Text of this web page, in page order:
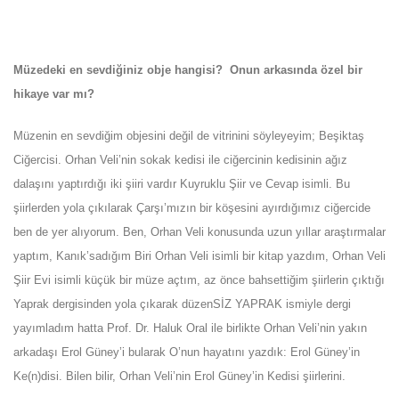
Müzedeki en sevdiğiniz obje hangisi? Onun arkasında özel bir
hikaye var mı?
Müzenin en sevdiğim objesini değil de vitrinini söyleyeyim; Beşiktaş
Ciğercisi. Orhan Veli’nin sokak kedisi ile ciğercinin kedisinin ağız
dalaşını yaptırdığı iki şiiri vardır Kuyruklu Şiir ve Cevap isimli. Bu
şiirlerden yola çıkılarak Çarşı’mızın bir köşesini ayırdığımız ciğercide
ben de yer alıyorum. Ben, Orhan Veli konusunda uzun yıllar araştırmalar
yaptım, Kanık’sadığım Biri Orhan Veli isimli bir kitap yazdım, Orhan Veli
Şiir Evi isimli küçük bir müze açtım, az önce bahsettiğim şiirlerin çıktığı
Yaprak dergisinden yola çıkarak düzenSİZ YAPRAK ismiyle dergi
yayımladım hatta Prof. Dr. Haluk Oral ile birlikte Orhan Veli’nin yakın
arkadaşı Erol Güney’i bularak O’nun hayatını yazdık: Erol Güney’in
Ke(n)disi. Bilen bilir, Orhan Veli’nin Erol Güney’in Kedisi şiirlerini.